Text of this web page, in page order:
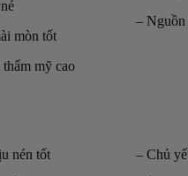
mòn tốt
mỹ cao
–
nén tốt
– Chủ